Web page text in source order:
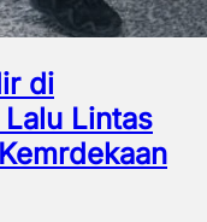
di
Lintas